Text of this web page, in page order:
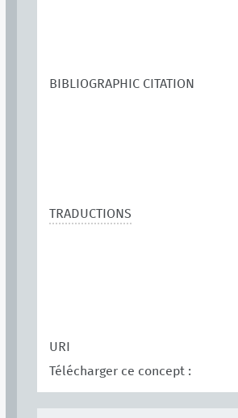
BIBLIOGRAPHIC CITATION
TRADUCTIONS
URI
Télécharger ce concept :